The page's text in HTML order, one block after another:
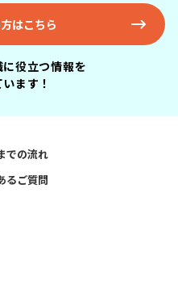
はこちら
役立つ情報を
ます！
での流れ
るご質問